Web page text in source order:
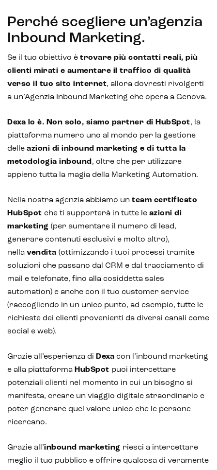
Perché scegliere un’agenzia
Inbound Marketing.
Se il tuo obiettivo è trovare più contatti reali, più
clienti mirati e aumentare il traffico di qualità
verso il tuo sito internet, allora dovresti rivolgerti
a un’Agenzia Inbound Marketing che opera a Genova.
Dexa lo è. Non solo, siamo partner di HubSpot, la
piattaforma numero uno al mondo per la gestione
delle azioni di inbound marketing e di tutta la
metodologia inbound , oltre che per utilizzare
appieno tutta la magia della Marketing Automation.
Nella nostra agenzia abbiamo un team certificato
HubSpot che ti supporterà in tutte le azioni di
marketing (per aumentare il numero di lead,
generare contenuti esclusivi e molto altro),
nella vendita (ottimizzando i tuoi processi tramite
soluzioni che passano dal CRM e dal tracciamento di
mail e telefonate, fino alla cosiddetta sales
automation) e anche con il tuo customer service
(raccogliendo in un unico punto, ad esempio, tutte le
richieste dei clienti provenienti da diversi canali come
social e web).
Grazie all’esperienza di Dexa con l’inbound marketing
e alla piattaforma HubSpot puoi intercettare
potenziali clienti nel momento in cui un bisogno si
manifesta, creare un viaggio digitale straordinario e
poter generare quel valore unico che le persone
ricercano.
Grazie all’inbound marketing riesci a intercettare
meglio il tuo pubblico e offrire qualcosa di veramente